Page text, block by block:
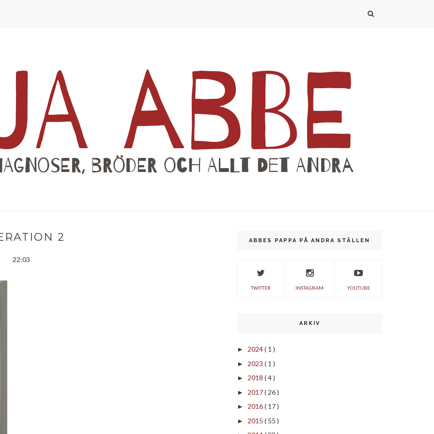
2
22:03
ABBES PAPPA PÅ ANDRA STÄLLEN
TWITTER INSTAGRAM YOUTUBE
ARKIV
► 2024( 1 )
► 2023 ( 1 )
► 2018 ( 4 )
► 2017( 26 )
► 2016( 17 )
► 2015 ( 55 )